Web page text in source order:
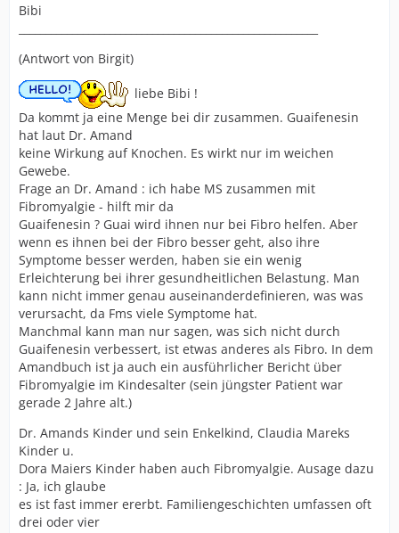
Bibi
(Antwort von Birgit)
liebe Bibi !
Da kommt ja eine Menge bei dir zusammen. Guaifenesin
hat laut Dr. Amand
keine Wirkung auf Knochen. Es wirkt nur im weichen
Gewebe.
Frage an Dr. Amand : ich habe MS zusammen mit
Fibromyalgie - hilft mir da
Guaifenesin ? Guai wird ihnen nur bei Fibro helfen. Aber
wenn es ihnen bei der Fibro besser geht, also ihre
Symptome besser werden, haben sie ein wenig
Erleichterung bei ihrer gesundheitlichen Belastung. Man
kann nicht immer genau auseinanderdefinieren, was was
verursacht, da Fms viele Symptome hat.
Manchmal kann man nur sagen, was sich nicht durch
Guaifenesin verbessert, ist etwas anderes als Fibro. In dem
Amandbuch ist ja auch ein ausführlicher Bericht über
Fibromyalgie im Kindesalter (sein jüngster Patient war
gerade 2 Jahre alt.)
Dr. Amands Kinder und sein Enkelkind, Claudia Mareks
Kinder u.
Dora Maiers Kinder haben auch Fibromyalgie. Ausage dazu
: Ja, ich glaube
es ist fast immer ererbt. Familiengeschichten umfassen oft
drei oder vier